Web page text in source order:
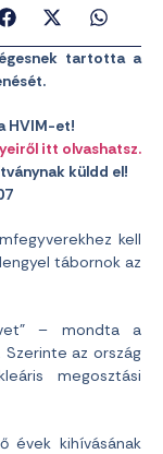
tartotta a
HVIM-et!
itt olvashatsz.
küldd el!
kell
tábornok az
– mondta a
az ország
megosztási
évek kihívásának